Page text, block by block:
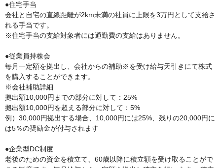
●住宅手当
会社と自宅の直線距離が2km未満の社員に上限を3万円として支給さ
れる手当です。
※住宅手当の支給対象者には通勤費の支給はありません。
●従業員持株会
毎月一定額を拠出し、会社からの補助※を受け給与天引きにて株式
を購入することができます。
※会社補助詳細
拠出額10,000円までの部分に対して：25%
拠出額10,000円を超える部分に対して：5%
例）30,000円拠出する場合、10,000円には25%、残りの20,000円に
は5％の奨励金が付与されます
●企業型DC制度
老後のための資金を積立て、60歳以降に積立額を受け取ることがで